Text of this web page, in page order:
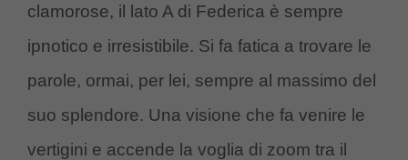
clamorose, il lato A di Federica è sempre
ipnotico e irresistibile. Si fa fatica a trovare le
parole, ormai, per lei, sempre al massimo del
suo splendore. Una visione che fa venire le
vertigini e accende la voglia di zoom tra il